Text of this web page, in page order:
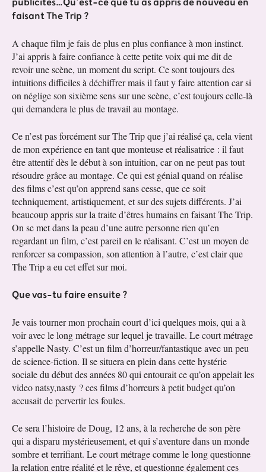
faisant The Trip ?
A chaque film je fais de plus en plus confiance à mon instinct.
J’ai appris à faire confiance à cette petite voix qui me dit de
revoir une scène, un moment du script. Ce sont toujours des
intuitions difficiles à déchiffrer mais il faut y faire attention car si
on néglige son sixième sens sur une scène, c’est toujours celle-là
qui demandera le plus de travail au montage.
Ce n’est pas forcément sur The Trip que j’ai réalisé ça, cela vient
de mon expérience en tant que monteuse et réalisatrice : il faut
être attentif dès le début à son intuition, car on ne peut pas tout
résoudre grâce au montage. Ce qui est génial quand on réalise
des films c’est qu’on apprend sans cesse, que ce soit
techniquement, artistiquement, et sur des sujets différents. J’ai
beaucoup appris sur la traite d’êtres humains en faisant The Trip.
On se met dans la peau d’une autre personne rien qu’en
regardant un film, c’est pareil en le réalisant. C’est un moyen de
renforcer sa compassion, son attention à l’autre, c’est clair que
The Trip a eu cet effet sur moi.
Que vas-tu faire ensuite ?
Je vais tourner mon prochain court d’ici quelques mois, qui a à
voir avec le long métrage sur lequel je travaille. Le court métrage
s’appelle Nasty. C’est un film d’horreur/fantastique avec un peu
de science-fiction. Il se situera en plein dans cette hystérie
sociale du début des années 80 qui entourait ce qu’on appelait les
video natsy,nasty ? ces films d’horreurs à petit budget qu’on
accusait de pervertir les foules.
Ce sera l’histoire de Doug, 12 ans, à la recherche de son père
qui a disparu mystérieusement, et qui s’aventure dans un monde
sombre et terrifiant. Le court métrage comme le long questionne
la relation entre réalité et le rêve, et questionne également ces